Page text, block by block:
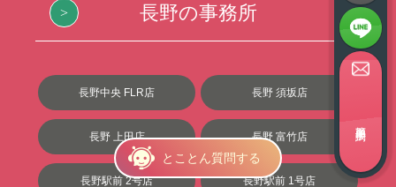
とことん質問する
長野の事務所
長野中央 FLR店 長野 須坂店
長野 上田店 長野 富竹店
長野駅前 2号店 長野駅前 1号店